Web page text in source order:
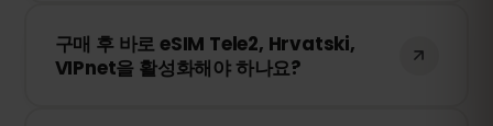
eSIM 설정에서 QR 코드를 스캔하면 즉시 활
성화됩니다. 물리적인 SIM 카드 교체가 필요
구매 후 바로 eSIM Tele2, Hrvatski,
VIPnet을 활성화해야 하나요?